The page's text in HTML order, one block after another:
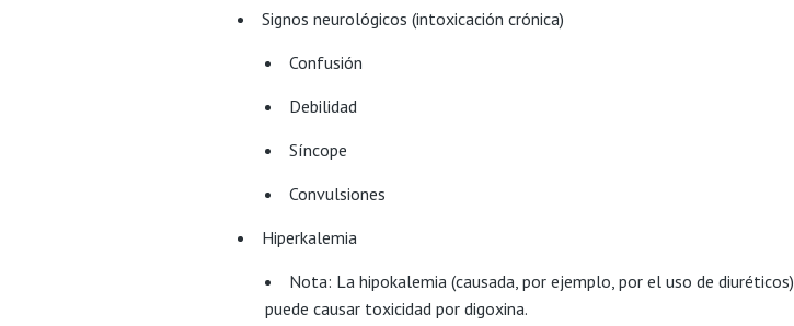
Signos neurológicos (intoxicación crónica)
Confusión
Debilidad
Síncope
Convulsiones
Hiperkalemia
Nota: La hipokalemia (causada, por ejemplo, por el uso de diuréticos)
puede causar toxicidad por digoxina.